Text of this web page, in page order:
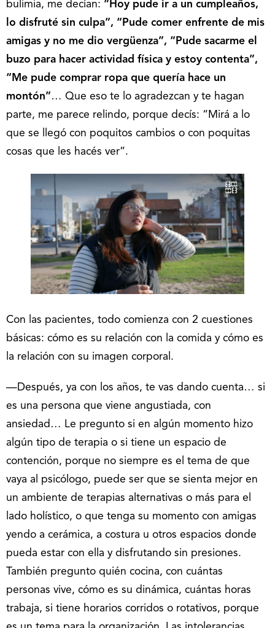
bulimia, me decían: “Hoy pude ir a un cumpleaños,
lo disfruté sin culpa”, “Pude comer enfrente de mis
amigas y no me dio vergüenza”, “Pude sacarme el
buzo para hacer actividad física y estoy contenta”,
“Me pude comprar ropa que quería hace un
montón”… Que eso te lo agradezcan y te hagan
parte, me parece relindo, porque decís: “Mirá a lo
que se llegó con poquitos cambios o con poquitas
cosas que les hacés ver”.
Con las pacientes, todo comienza con 2 cuestiones
básicas: cómo es su relación con la comida y cómo es
la relación con su imagen corporal.
—Después, ya con los años, te vas dando cuenta… si
es una persona que viene angustiada, con
ansiedad… Le pregunto si en algún momento hizo
algún tipo de terapia o si tiene un espacio de
contención, porque no siempre es el tema de que
vaya al psicólogo, puede ser que se sienta mejor en
un ambiente de terapias alternativas o más para el
lado holístico, o que tenga su momento con amigas
yendo a cerámica, a costura u otros espacios donde
pueda estar con ella y disfrutando sin presiones.
También pregunto quién cocina, con cuántas
personas vive, cómo es su dinámica, cuántas horas
trabaja, si tiene horarios corridos o rotativos, porque